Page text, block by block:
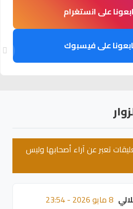
على انستغرام
على فيسبوك
تعبر عن آراء أصحابها وليس
8 مايو 2026 - 23:54